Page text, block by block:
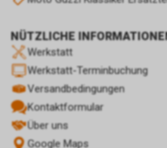
NÜTZLICHE
Werkstatt
Werkstatt-Terminbuchung
Versandbedingungen
Kontaktformular
Über uns
Google Maps